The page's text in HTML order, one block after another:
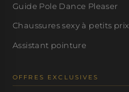
Guide Pole Dance Pleaser
Chaussures sexy à petits prix
Assistant pointure
OFFRES EXCLUSIVES